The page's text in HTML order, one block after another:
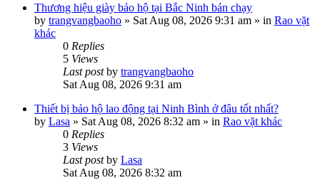
Thương hiệu giày bảo hộ tại Bắc Ninh bán chạy
by trangvangbaoho » Sat Aug 08, 2026 9:31 am » in Rao vặt
khác
0 Replies
5 Views
Last postby trangvangbaoho
Sat Aug 08, 2026 9:31 am
Thiết bị bảo hộ lao động tại Ninh Bình ở đâu tốt nhất?
by Lasa » Sat Aug 08, 2026 8:32 am » in Rao vặt khác
0 Replies
3 Views
Last postby Lasa
Sat Aug 08, 2026 8:32 am